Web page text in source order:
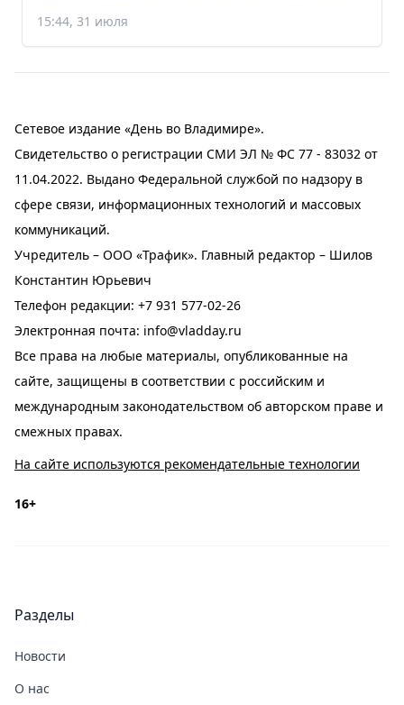
15:44, 31 июля
Сетевое издание «День во Владимире».
Свидетельство о регистрации СМИ ЭЛ № ФС 77 - 83032 от
11.04.2022. Выдано Федеральной службой по надзору в
сфере связи, информационных технологий и массовых
коммуникаций.
Учредитель – ООО «Трафик». Главный редактор – Шилов
Константин Юрьевич
Телефон редакции: +7 931 577-02-26
Электронная почта: info@vladday.ru
Все права на любые материалы, опубликованные на
сайте, защищены в соответствии с российским и
международным законодательством об авторском праве и
смежных правах.
На сайте используются рекомендательные технологии
16+
Разделы
Новости
О нас